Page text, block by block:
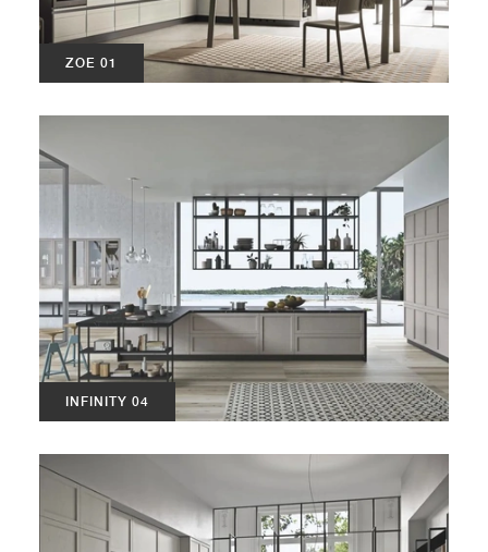
ZOE 01
INFINITY 04